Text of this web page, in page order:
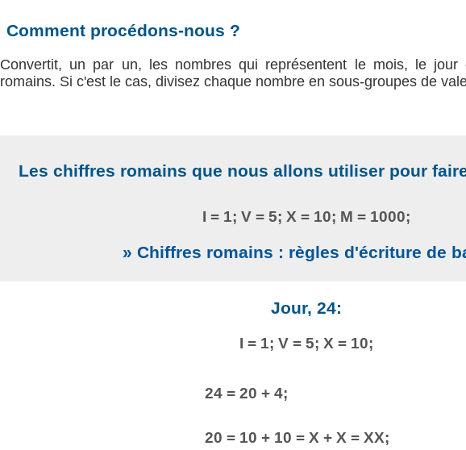
Comment procédons-nous ?
Convertit, un par un, les nombres qui représentent le mois, le jour
romains. Si c'est le cas, divisez chaque nombre en sous-groupes de
Les chiffres romains que nous allons utiliser pour
I = 1; V = 5; X = 10; M = 1000;
» Chiffres romains : règles d'écriture de
Jour, 24:
I = 1; V = 5; X = 10;
24 = 20 + 4;
20 = 10 + 10 = X + X = XX;